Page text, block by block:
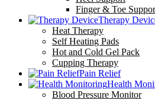
Finger & Toe
Therapy
Heat Therapy
Self Heating Pads
Hot and Cold Gel Pack
Cupping Therapy
Pain Relief
Health
Blood Pressure Monitor